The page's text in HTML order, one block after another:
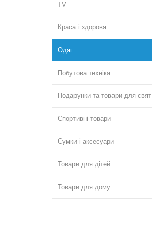
TV
Краса і здоровя
Одяг
Побутова техніка
Подарунки та товари для свят
Спортивні товари
Сумки і аксесуари
Товари для дітей
Товари для дому